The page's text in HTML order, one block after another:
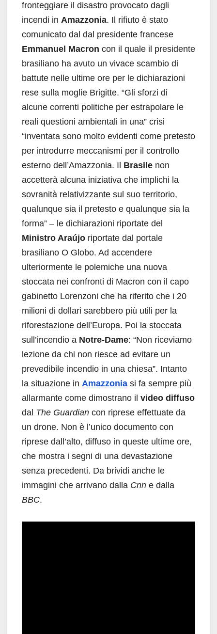
fronteggiare il disastro provocato dagli
incendi in Amazzonia. Il rifiuto è stato
comunicato dal dal presidente francese
Emmanuel Macron con il quale il presidente
brasiliano ha avuto un vivace scambio di
battute nelle ultime ore per le dichiarazioni
rese sulla moglie Brigitte. “Gli sforzi di
alcune correnti politiche per estrapolare le
reali questioni ambientali in una” crisi
“inventata sono molto evidenti come pretesto
per introdurre meccanismi per il controllo
esterno dell’Amazzonia. Il Brasile non
accetterà alcuna iniziativa che implichi la
sovranità relativizzante sul suo territorio,
qualunque sia il pretesto e qualunque sia la
forma” – le dichiarazioni riportate del
Ministro Araújo riportate dal portale
brasiliano O Globo. Ad accendere
ulteriormente le polemiche una nuova
stoccata nei confronti di Macron con il capo
gabinetto Lorenzoni che ha riferito che i 20
milioni di dollari sarebbero più utili per la
riforestazione dell’Europa. Poi la stoccata
sull’incendio a Notre-Dame: “Non riceviamo
lezione da chi non riesce ad evitare un
prevedibile incendio in una chiesa”. Intanto
la situazione in Amazzonia si fa sempre più
allarmante come dimostrano il video diffuso
dal The Guardian con riprese effettuate da
un drone. Non è l’unico documento con
riprese dall’alto, diffuso in queste ultime ore,
che mostra i segni di una devastazione
senza precedenti. Da brividi anche le
immagini che arrivano dalla Cnn e dalla
BBC.